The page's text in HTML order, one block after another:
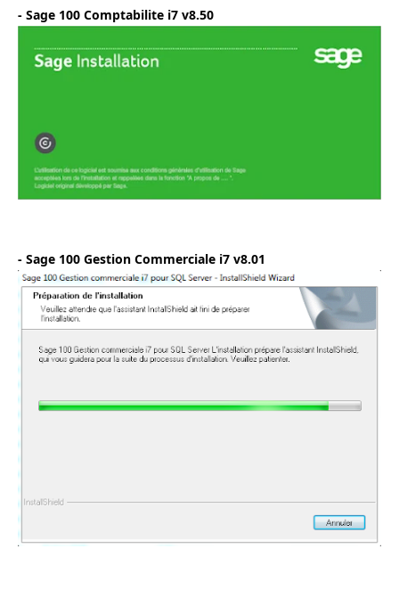
- Sage 100 Comptabilite i7 v8.50
- Sage 100 Gestion Commerciale i7 v8.01